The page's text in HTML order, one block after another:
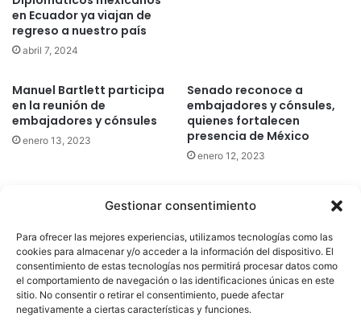
Gestionar consentimiento
Para ofrecer las mejores experiencias, utilizamos tecnologías como las
cookies para almacenar y/o acceder a la información del dispositivo. El
consentimiento de estas tecnologías nos permitirá procesar datos como
el comportamiento de navegación o las identificaciones únicas en este
sitio. No consentir o retirar el consentimiento, puede afectar
negativamente a ciertas características y funciones.
en Ecuador ya viajan de
regreso a nuestro país
abril 7, 2024
Manuel Bartlett participa
en la reunión de
embajadores y cónsules
enero 13, 2023
Senado reconoce a
embajadores y cónsules,
quienes fortalecen
presencia de México
enero 12, 2023
derechos reservados
|Aviso de Privacidad|Política de Cookies|Defensoría de la
Audiencia|